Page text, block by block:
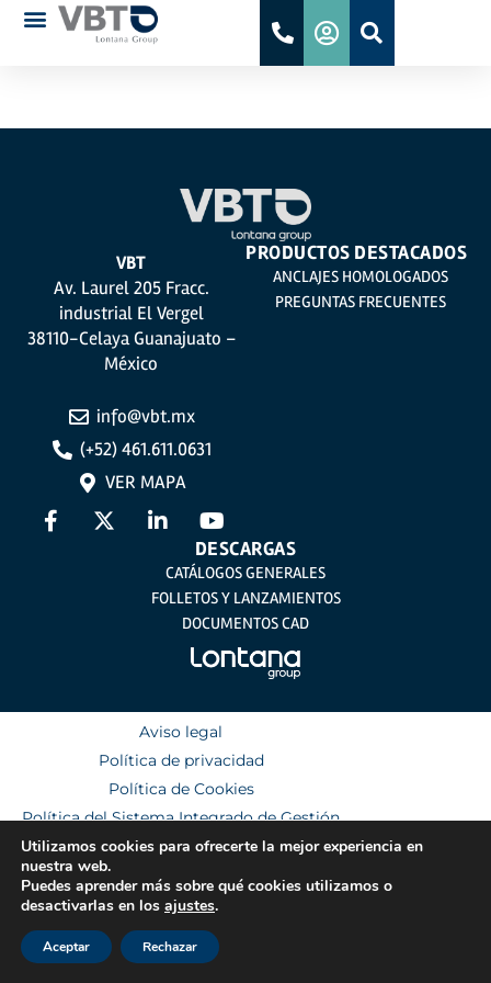
VBT
Av. Laurel 205 Fracc.
industrial El Vergel
38110-Celaya Guanajuato –
México
info@vbt.mx
(+52) 461.611.0631
VER MAPA
PRODUCTOS DESTACADOS
ANCLAJES HOMOLOGADOS
PREGUNTAS FRECUENTES
DESCARGAS
CATÁLOGOS GENERALES
FOLLETOS Y LANZAMIENTOS
DOCUMENTOS CAD
Aviso legal
Política de privacidad
Política de Cookies
Política del Sistema Integrado de Gestión
Utilizamos cookies para ofrecerte la mejor experiencia en
nuestra web.
Puedes aprender más sobre qué cookies utilizamos o
desactivarlas en los ajustes.
Aceptar Rechazar